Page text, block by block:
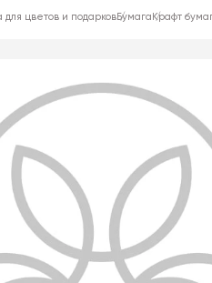
подарков
для цветов и подарковБумага Крафт